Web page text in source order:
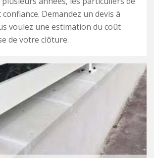
Demandez un devis à
voulez une estimation du coût
de votre clôture.